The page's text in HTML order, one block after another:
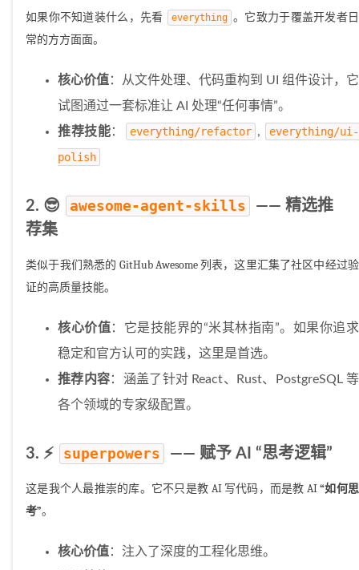
如果你不知道装什么，先看 everything 。它致力于覆盖开发者日
常的方方面面。
核心价值：从文件处理、代码重构到 UI 组件设计，它
试图通过一套标准让 AI 处理“任何事情”。
推荐技能： everything/refactor ,
everything/ui-
polish
2. 😎 awesome-agent-skills
—— 精选推
荐集
类似于我们熟悉的 GitHub Awesome 列表，这里汇集了社区中经过验
证的高质量技能。
核心价值：它是技能界的“米其林指南”。如果你追求
稳定和官方认可的实践，这里是首选。
推荐内容：涵盖了针对 React、Rust、PostgreSQL 等
各个领域的专家级配置。
3. ⚡ superpowers —— 赋予 AI “思考逻辑”
这是我个人最推崇的库。它不只是教 AI 写代码，而是教 AI“如何思
考”。
核心价值：注入了深度的工程化思维。